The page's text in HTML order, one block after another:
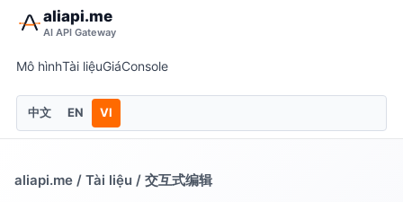
aliapi.me
AI API Gateway
Mô hìnhTài liệuGiáConsole
中文 EN VI
aliapi.me / Tài liệu / 交互式编辑